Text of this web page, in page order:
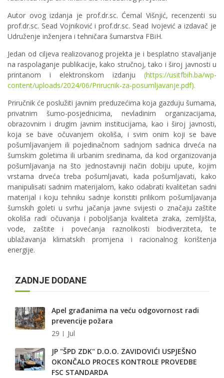
Autor ovog izdanja je prof.dr.sc. Ćemal Višnjić, recenzenti su
prof.dr.sc. Sead Vojniković i prof.dr.sc. Sead Ivojević a izdavač je
Udruženje inženjera i tehničara šumarstva FBiH.
Jedan od ciljeva realizovanog projekta je i besplatno stavaljanje
na raspolaganje publikacije, kako stručnoj, tako i široj javnosti u
printanom i elektronskom izdanju (https://usitfbih.ba/wp-
content/uploads/2024/06/Prirucnik-za-posumljavanje.pdf).
Priručnik će poslužiti javnim preduzećima koja gazduju šumama,
privatnim šumo-posjednicima, nevladinim organizacijama,
obrazovnim i drugim javnim institucijama, kao i široj javnosti,
koja se bave očuvanjem okoliša, i svim onim koji se bave
pošumljavanjem ili pojedinačnom sadnjom sadnica drveća na
šumskim goletima ili urbanim sredinama, da kod organizovanja
pošumljavanja na što jednostavniji način dobiju upute, kojim
vrstama drveća treba pošumljavati, kada pošumljavati, kako
manipulisati sadnim materijalom, kako odabrati kvalitetan sadni
materijal i koju tehniku sadnje koristiti prilikom pošumljavanja
šumskih goleti u svrhu jačanja javne svijesti o značaju zaštite
okoliša radi očuvanja i poboljšanja kvaliteta zraka, zemljišta,
vode, zaštite i povećanja raznolikosti biodiverziteta, te
ublažavanja klimatskih promjena i racionalnog korištenja
energije.
ZADNJE DODANE
Apel građanima na veću odgovornost radi
prevencije požara
29
Jul
JP "ŠPD ZDK" D.O.O. ZAVIDOVIĆI USPJEŠNO
OKONČALO PROCES KONTROLE PROVEDBE
FSC STANDARDA